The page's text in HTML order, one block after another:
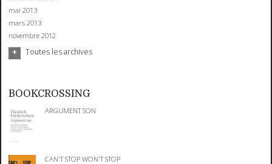
mai 2013
mars 2013
novembre 2012
Toutes les archives
BOOKCROSSING
ARGUMENT SON
CAN'T STOP WON'T STOP